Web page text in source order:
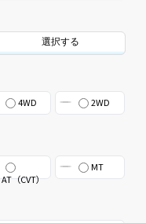
選択する
4WD 2WD
AT（CVT）
MT